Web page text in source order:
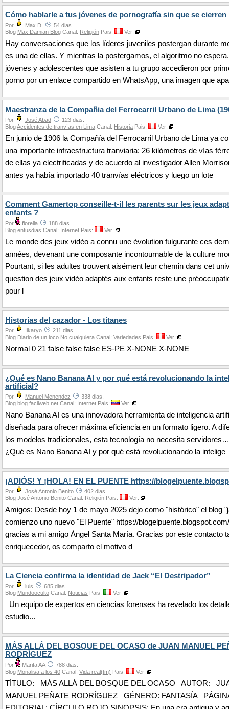
Cómo hablarle a tus jóvenes de pornografía sin que se cierren
Por Max D.
54 dias.
Blog Max Damian Blog Canal: Religión Pais: Ver:
Hay conversaciones que los líderes juveniles postergan durante
es una de ellas. Y mientras la postergamos, el algoritmo no
jóvenes y adolescentes que asisten a tu grupo accedieron por
porno por un enlace compartido en WhatsApp, una imagen que
Maestranza de la Compañia del Ferrocarril Urbano de Lima
Por José Abad
123 dias.
BlogAccidentes de tranvías en Lima Canal: Historia Pais: Ver:
En junio de 1906 la Compañía del Ferrocarril Urbano de Lima ya
una importante infraestructura tranviaria: 26 kilómetros de vías
de ellas ya electrificadas y de acuerdo al investigador Allen
antes ya había importado 40 tranvías eléctricos y luego un lote
Comment Gamertop conseille-t-il les parents sur les jeux
enfants ?
Por fiorella
188 dias.
Blog entusdias Canal: Internet Pais: Ver:
Le monde des jeux vidéo a connu une évolution fulgurante ces
années, devenant une composante incontournable de la culture
Pourtant, si les adultes trouvent aisément leur chemin dans cet
question des jeux vidéo adaptés aux enfants reste une
pour l
Historias del cazador - Los titanes
Por Iikaryo
211 dias.
Blog Diario de un loco No cualquiera Canal: Variedades Pais: Ver:
Normal 0 21 false false false ES-PE X-NONE X-NONE
¿Qué es Nano Banana AI y por qué está revolucionando la
artificial?
Por Manuel Menendez
338 dias.
Blog blog.facilweb.net Canal: Internet Pais: Ver:
Nano Banana AI es una innovadora herramienta de inteligencia
diseñada para ofrecer máxima eficiencia en un formato ligero. A
los modelos tradicionales, esta tecnología no necesita
¿Qué es Nano Banana AI y por qué está revolucionando la intelige
¡ADIÓS! Y ¡HOLA! EN EL PUENTE https://
Por José Antonio Benito
402 dias.
Blog José Antonio Benito Canal: Religión Pais: Ver:
Amigos: Desde hoy 1 de mayo 2025 dejo como "histórico" el blog
comienzo uno nuevo "El Puente" https://
gracias a mi amigo Ángel Santa María. Gracias por este contacto
enriquecedor, os comparto el motivo d
La Ciencia confirma la identidad de Jack “El Destripador”
Por luis
685 dias.
Blog Mundooculto Canal: Noticias Pais: Ver:
Un equipo de expertos en ciencias forenses ha revelado los
estudio...
MÁS ALLÁ DEL BOSQUE DEL OCASO de JUAN MANUEL
RODRÍGUEZ
Por Marita AA
788 dias.
Blog Monalisa a los 40 Canal: Vida real(tm) Pais: Ver:
TÍTULO: MÁS ALLÁ DEL BOSQUE DEL OCASO AUTOR:
MANUEL PEÑATE RODRÍGUEZ GÉNERO: FANTASÍA